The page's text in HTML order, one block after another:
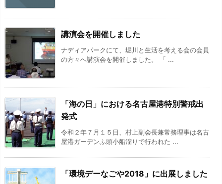
講演会を開催しました
ナディアパークにて、堀川と生活を考える会の会員
の方々へ講演会を開催しました。 「 ...
「海の日」における名古屋港特別警戒出
発式
令和２年７月１５日、村上副会長兼常務理事は名古
屋港ガーデンふ頭小船溜りで行われた ...
「環境デーなごや2018」に出展しました